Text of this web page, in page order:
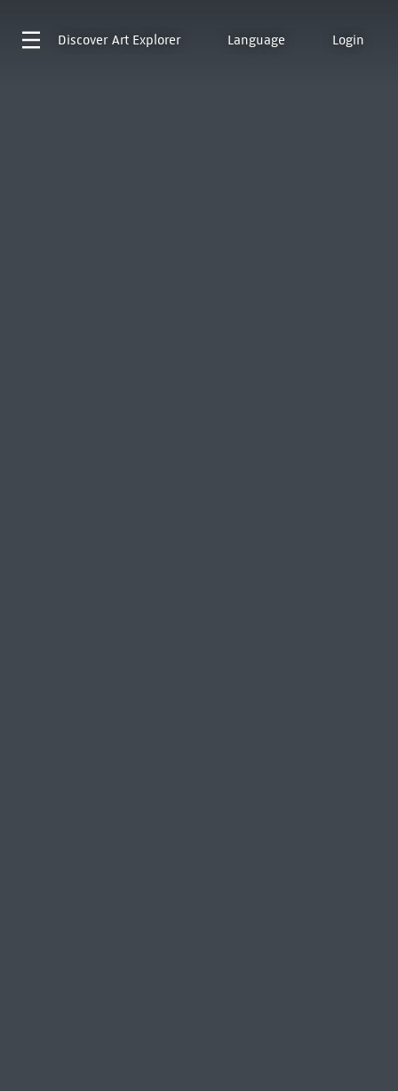
Discover Art Explorer Language Login